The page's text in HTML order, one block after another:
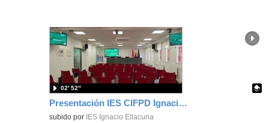
Presentación IES CIFPD Ignacio Ellacuría
Contenido educativo.
subido por IES Ignacio Ellacuria
02′ 52″